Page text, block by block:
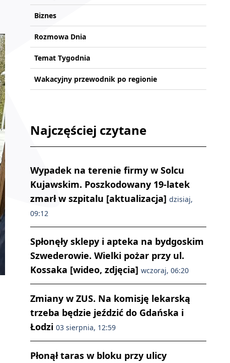
Biznes
Rozmowa Dnia
Temat Tygodnia
Wakacyjny przewodnik po regionie
Najczęściej czytane
Wypadek na terenie firmy w Solcu
Kujawskim. Poszkodowany 19-latek
zmarł w szpitalu [aktualizacja] dzisiaj,
09:12
Spłonęły sklepy i apteka na bydgoskim
Szwederowie. Wielki pożar przy ul.
Kossaka [wideo, zdjęcia] wczoraj, 06:20
Zmiany w ZUS. Na komisję lekarską
trzeba będzie jeździć do Gdańska i
Łodzi 03 sierpnia, 12:59
Płonął taras w bloku przy ulicy